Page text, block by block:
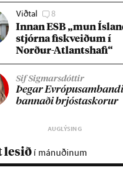
Viðtal 8
Inn­an ESB „mun
stjórna fisk­veið­um í
Norð­ur-Atlants­hafi“
Sif Sigmarsdóttir
Þeg­ar
bann­aði brjósta­skor­ur
lesið í mánuðinum